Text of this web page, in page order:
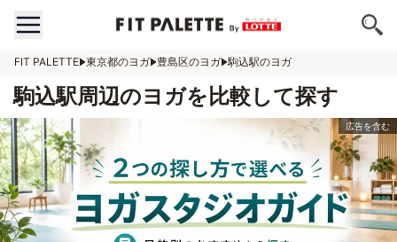
FIT PALETTE 東京都のヨガ 豊島区のヨガ 駒込駅のヨガ
駒込駅周辺のヨガを比較して探す